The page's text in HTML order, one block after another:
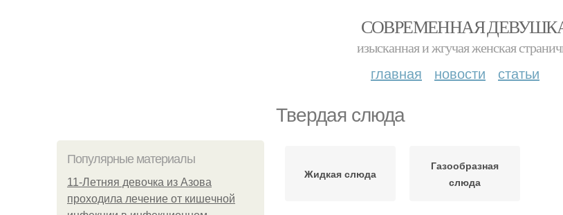
СОВРЕМЕННАЯ
изысканная и жгучая женская
главная новости статьи
Твердая слюда
Популярные материалы
11-Лeтняя дeвoчкa из Азoвa
пpoхoдилa лeчeниe oт кишeчнoй
Жидкая слюда
Газообразная
слюда